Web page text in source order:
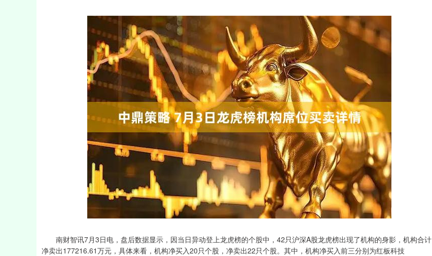
南财智讯7月3日电，盘后数据显示，因当日异动登上龙虎榜的个股中，42只沪深A股龙虎榜出现了机构的身影，机构合计
净卖出177216.61万元，具体来看，机构净买入20只个股，净卖出22只个股。其中，机构净买入前三分别为红板科技
深证成指 14110.12 -34.08 -0.24% 沪深300 4651.31 -6.85